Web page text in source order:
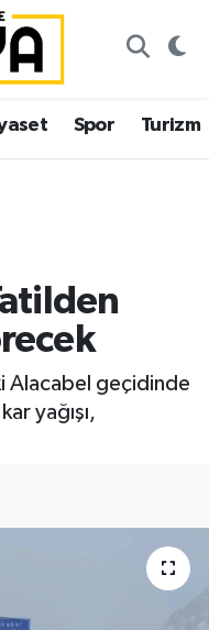
Spor Turizm
Alacabel geçidinde
yağışı,